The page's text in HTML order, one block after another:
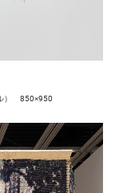
） 850×950